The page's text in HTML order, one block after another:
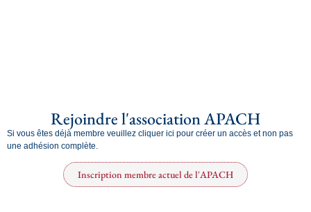
Rejoindre l'association APACH
Si vous êtes déjà membre veuillez cliquer ici pour créer un accès et non pas
une adhésion complète.
Inscription membre actuel de l'APACH